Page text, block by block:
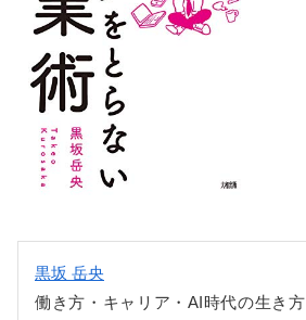
黒坂 岳央
働き方・キャリア・AI時代の生き方